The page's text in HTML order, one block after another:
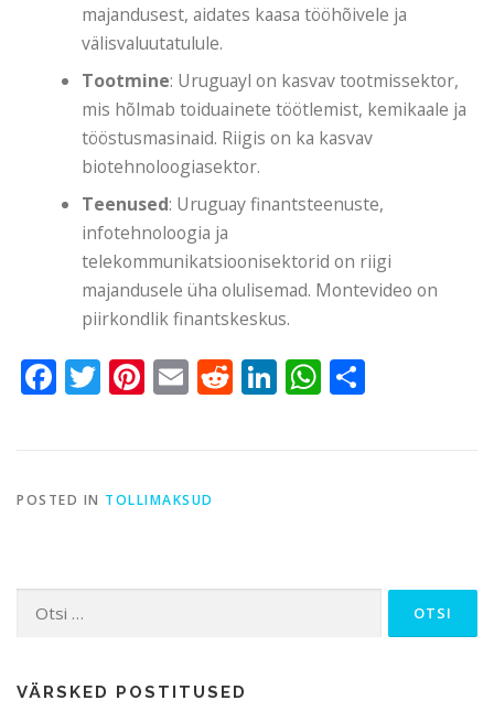
majandusest, aidates kaasa tööhõivele ja
välisvaluutatulule.
Tootmine: Uruguayl on kasvav tootmissektor,
mis hõlmab toiduainete töötlemist, kemikaale ja
tööstusmasinaid. Riigis on ka kasvav
biotehnoloogiasektor.
Teenused: Uruguay finantsteenuste,
infotehnoloogia ja
telekommunikatsioonisektorid on riigi
majandusele üha olulisemad. Montevideo on
piirkondlik finantskeskus.
Facebook
Twitter
Pinterest
EmailReddit
LinkedIn
WhatsApp
POSTED IN TOLLIMAKSUD
Otsi:
VÄRSKED POSTITUSED